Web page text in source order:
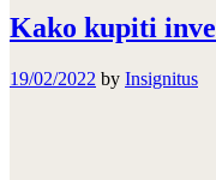
Kako kupiti
19/02/2022 by Insignitus